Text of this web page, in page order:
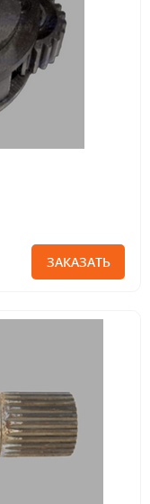
ЗАКАЗАТЬ